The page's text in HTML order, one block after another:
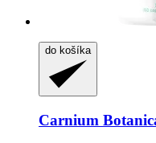
do košíka
Carnium